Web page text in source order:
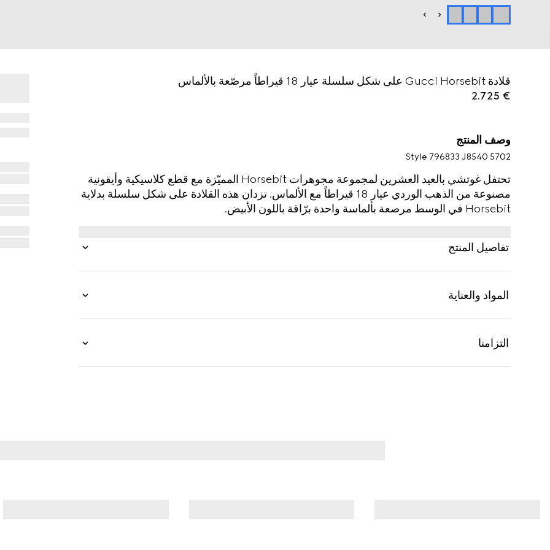
قلادة Gucci Horsebit على شكل سلسلة عيار 18 قيراطاً مرصّعة بالألماس
€ 2.725
وصف المنتج
Style ‎796833 J8540 5702
تحتفل غوتشي بالعيد العشرين لمجموعة مجوهرات Horsebit المميّزة مع قطع كلاسيكية وأيقونية
مصنوعة من الذهب الوردي عيار 18 قيراطاً مع الألماس. تزدان هذه القلادة على شكل سلسلة بدلاية
Horsebit في الوسط مرصعة بألماسة واحدة برّاقة باللون الأبيض.
تفاصيل المنتج
المواد والعناية
التزامنا